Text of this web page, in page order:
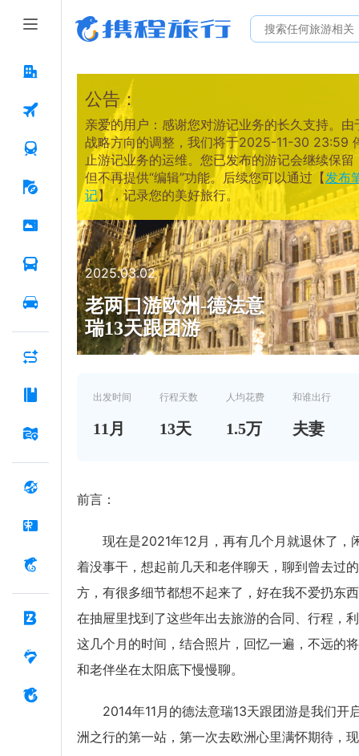
公告：
亲爱的用户：感谢您对游记业务的长久支持。由
战略方向的调整，我们将于2025-11-30 23:59
止游记业务的运维。您已发布的游记会继续保留
但不再提供“编辑”功能。后续您可以通过【发布
记】，记录您的美好旅行。
2025.03.02
老两口游欧洲-德法意
瑞13天跟团游
出发时间
11 月
行程天数
13天
人均花费
1.5万
和谁出行
夫妻
前言：
现在是2021年12月，再有几个月就退休了，
着没事干，想起前几天和老伴聊天，聊到曾去过
方，有很多细节都想不起来了，好在我不爱扔东
在抽屉里找到了这些年出去旅游的合同、行程，
这几个月的时间，结合照片，回忆一遍，不远的
和老伴坐在太阳底下慢慢聊。
2014年11月的德法意瑞13天跟团游是我们开
洲之行的第一站，第一次去欧洲心里满怀期待，